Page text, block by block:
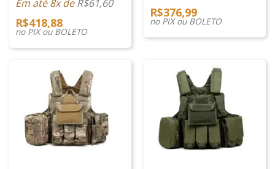
Em até 8x deR$61,60
R$418,88
no PIX ou BOLETO
R$376,99
no PIX ou BOLETO